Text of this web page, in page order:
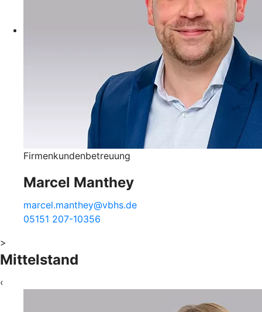
Firmenkundenbetreuung
Marcel Manthey
marcel.manthey@vbhs.de
05151 207-10356
>
Mittelstand
‹